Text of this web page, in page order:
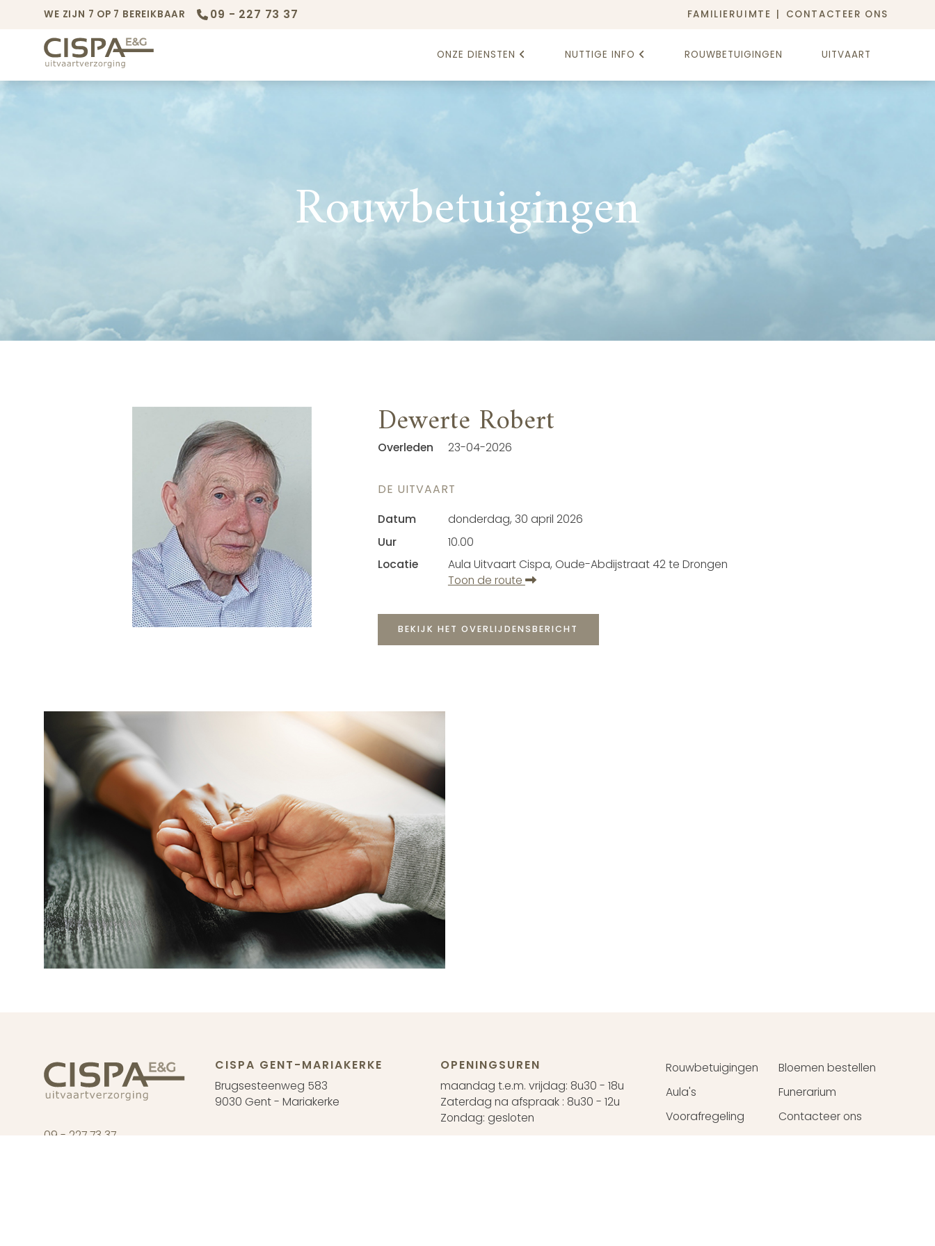
WE ZIJN 7 OP 7 BEREIKBAAR 09 - 227 73 37 FAMILIERUIMTE CONTACTEER ONS
ONZE DIENSTEN NUTTIGE INFO ROUWBETUIGINGEN UITVAART
Rouwbetuigingen
Dewerte Robert
Overleden 23-04-2026
DE UITVAART
Datum
donderdag, 30 april 2026
Uur
10.00
Locatie
Aula Uitvaart Cispa, Oude-Abdijstraat 42 te Drongen
Toon de route
BEKIJK HET OVERLIJDENSBERICHT
09 - 227 73 37
CISPA GENT-MARIAKERKE
Brugsesteenweg 583
9030 Gent - Mariakerke
OPENINGSUREN
maandag t.e.m. vrijdag: 8u30 - 18u
Zaterdag na afspraak : 8u30 - 12u
Zondag: gesloten
Rouwbetuigingen
Bloemen bestellen
Aula's
Funerarium
Voorafregeling
Contacteer ons